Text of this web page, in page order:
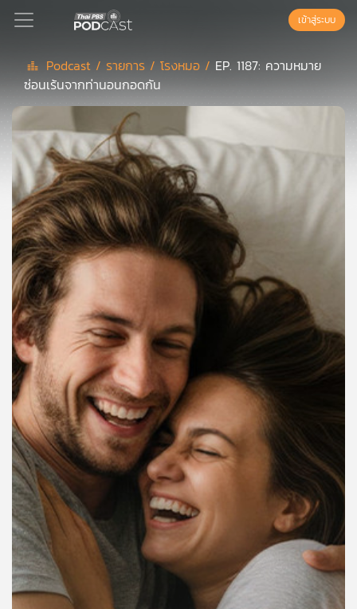
Podcast
เพล
ย์
ลิ
สต์
แนะนำ
เพล
ย์
ลิ
สต์
ของ
คุณ
เพลง
บทความ
ข่าว
และ
กิจกรรม
เข้าสู่ระบบ
Podcast / รายการ /โรงหมอ / EP. 1187: ความหมาย
ซ่อนเร้นจากท่านอนกอดกัน